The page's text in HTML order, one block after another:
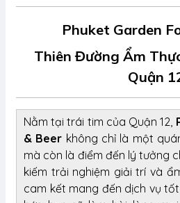
Phuket Garden
Thiên Đường Ẩm
Quận
Nằm tại trái tim của Quận 12,
& Beer không chỉ là một
mà còn là điểm đến lý tưởng
kiếm trải nghiệm giải trí và
cam kết mang đến dịch vụ